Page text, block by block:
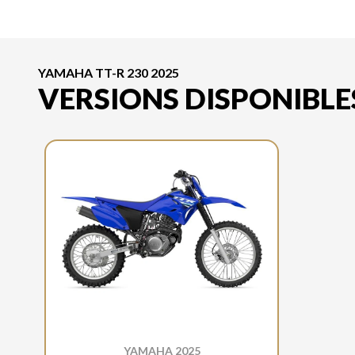
YAMAHA TT-R 230 2025
VERSIONS
YAMAHA 2025